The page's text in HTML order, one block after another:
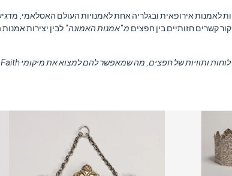
לאמנות אירופאית ובגלריה אחת לאמנויות העולם האסלאמי,
קשרים חזותיים בין חפצים מ"אמנות האמונה"לבין יצירות